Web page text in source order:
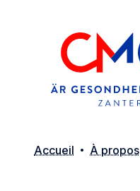
Accueil À propos